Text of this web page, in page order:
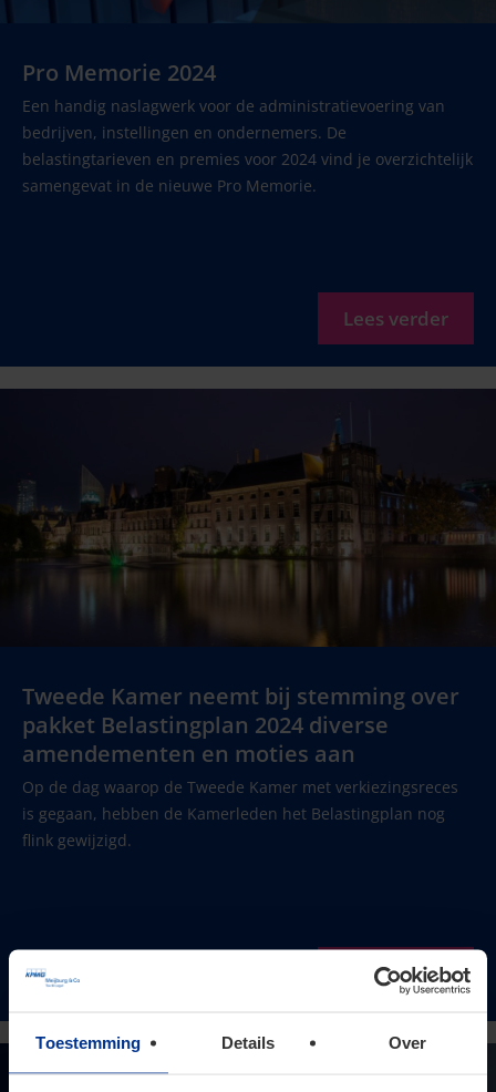
Toestemming Details Over
Pro Memorie 2024
Een handig naslagwerk voor de administratievoering van
bedrijven, instellingen en ondernemers. De
belastingtarieven en premies voor 2024 vind je overzichtelijk
samengevat in de nieuwe Pro Memorie.
Lees verder
Tweede Kamer neemt bij stemming over
pakket Belastingplan 2024 diverse
amendementen en moties aan
Op de dag waarop de Tweede Kamer met verkiezingsreces
is gegaan, hebben de Kamerleden het Belastingplan nog
flink gewijzigd.
Lees verder